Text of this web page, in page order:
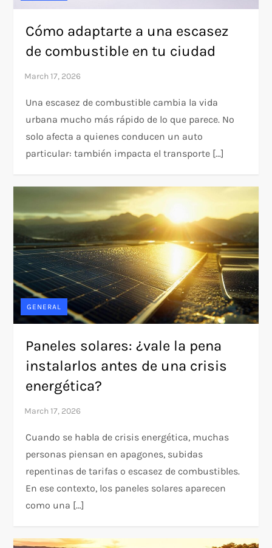
Cómo adaptarte a una escasez
de combustible en tu ciudad
Una escasez de combustible cambia la vida
urbana mucho más rápido de lo que parece. No
solo afecta a quienes conducen un auto
particular: también impacta el transporte […]
GENERAL
Paneles solares: ¿vale la pena
instalarlos antes de una crisis
energética?
Cuando se habla de crisis energética, muchas
personas piensan en apagones, subidas
repentinas de tarifas o escasez de combustibles.
En ese contexto, los paneles solares aparecen
como una […]